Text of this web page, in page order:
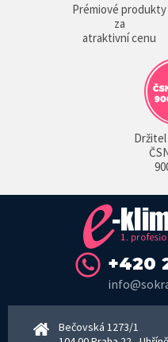
Prémiové produkty
za
atraktivní cenu
+420
Bečovská 1273/1